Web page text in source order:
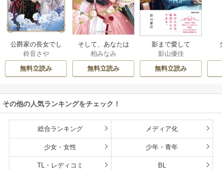
公爵家の長女でし
た
鈴音さや
無料立読み
そして、あなたは
私を捨てる
柏みなみ
無料立読み
影まで愛して
影山優佳
無料立読み
その他の人気ランキングをチェック！
総合ランキング メディア化
少女・女性 少年・青年
TL・レディコミ BL